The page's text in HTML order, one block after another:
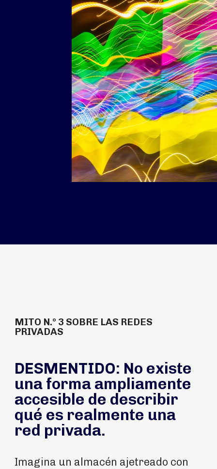
MITO N.º 3 SOBRE LAS REDES
PRIVADAS
DESMENTIDO: No existe
una forma ampliamente
accesible de describir
qué es realmente una
red privada.
Imagina un almacén ajetreado con